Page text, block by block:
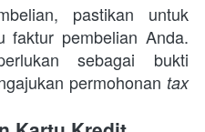
pastikan untuk
faktur pembelian Anda.
sebagai bukti
permohonan tax